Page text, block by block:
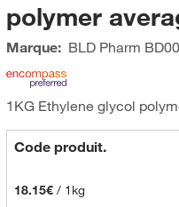
polymer
Marque: BLD Pharm
1KG Ethylene glycol
Code produit.
18.15€/ 1kg